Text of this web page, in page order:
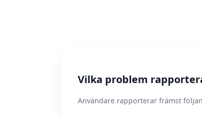
Vilka problem
Användare rapporterar främst